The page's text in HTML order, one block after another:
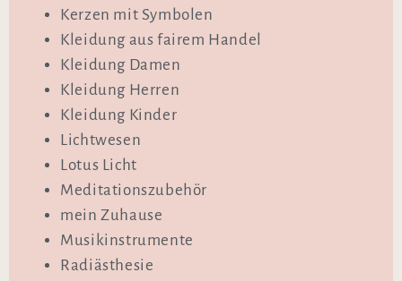
Kerzen mit Symbolen
Kleidung aus fairem Handel
Kleidung Damen
Kleidung Herren
Kleidung Kinder
Lichtwesen
Lotus Licht
Meditationszubehör
mein Zuhause
Musikinstrumente
Radiästhesie